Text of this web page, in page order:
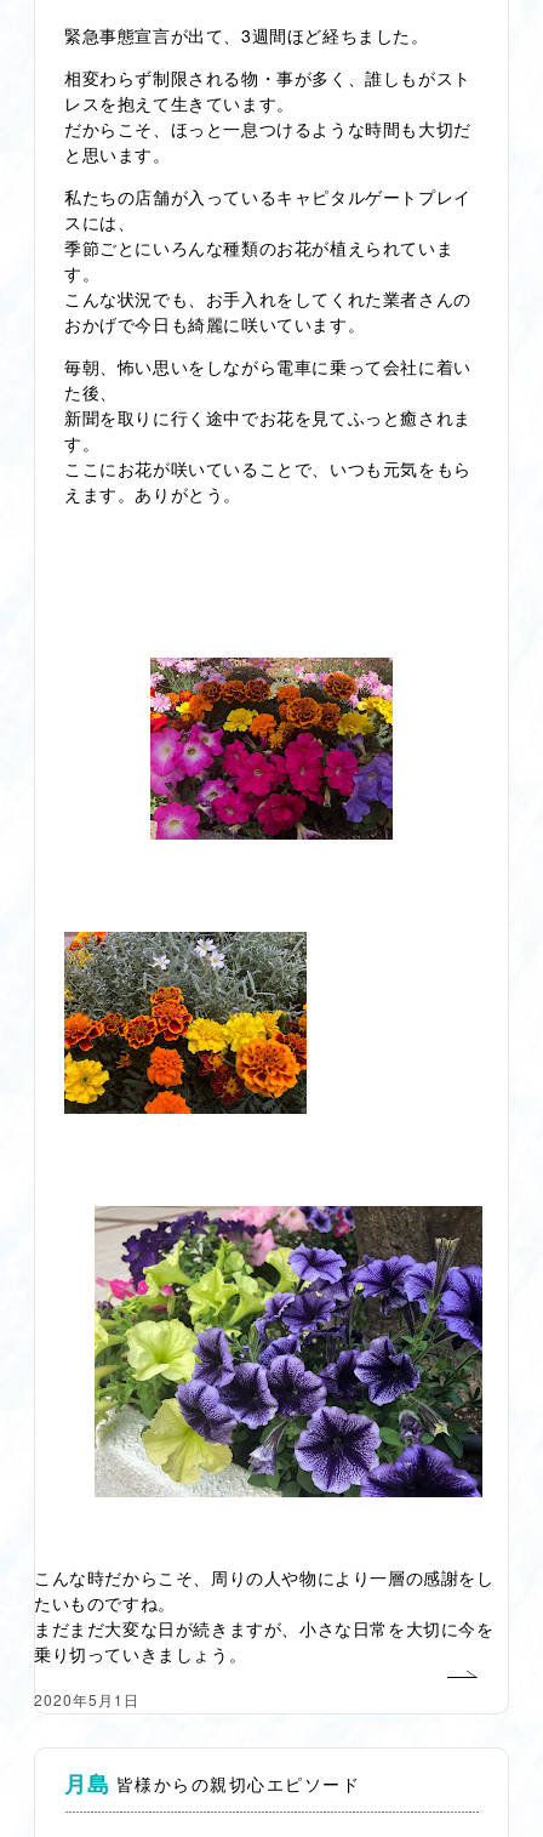
緊急事態宣言が出て、3週間ほど経ちました。
相変わらず制限される物・事が多く、誰しもがスト
レスを抱えて生きています。
だからこそ、ほっと一息つけるような時間も大切だ
と思います。
私たちの店舗が入っているキャピタルゲートプレイ
スには、
季節ごとにいろんな種類のお花が植えられていま
す。
こんな状況でも、お手入れをしてくれた業者さんの
おかげで今日も綺麗に咲いています。
毎朝、怖い思いをしながら電車に乗って会社に着い
た後、
新聞を取りに行く途中でお花を見てふっと癒されま
す。
ここにお花が咲いていることで、いつも元気をもら
えます。ありがとう。
こんな時だからこそ、周りの人や物により一層の感謝をし
たいものですね。
まだまだ大変な日が続きますが、小さな日常を大切に今を
乗り切っていきましょう。
2020年5月1日
月島 皆様からの親切心エピソード